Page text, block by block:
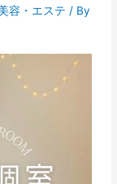
容・エステ / By